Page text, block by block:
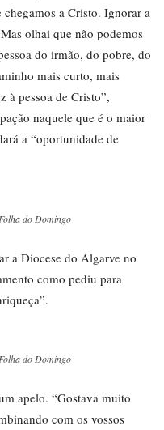
a Cristo. Ignorar a
olhai que não podemos
do irmão, do pobre, do
mais curto, mais
à pessoa de Cristo”,
naquele que é o maior
a “oportunidade de
do Domingo
a Diocese do Algarve no
como pediu para
do Domingo
apelo. “Gostava muito
com os vossos